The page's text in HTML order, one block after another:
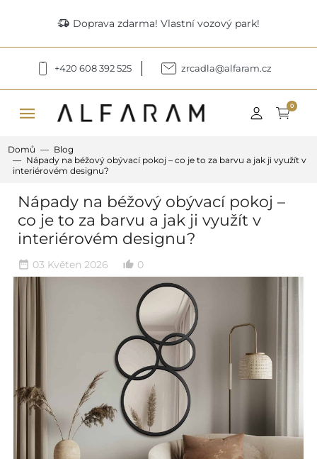
delivery_truck_speed Doprava zdarma! Vlastní vozový park!
+420 608 392 525 zrcadla@alfaram.cz
menu 0
Domů
Blog
Nápady na béžový obývací pokoj – co je to za barvu a jak ji využít v
interiérovém designu?
Nápady na béžový obývací pokoj –
co je to za barvu a jak ji využít v
interiérovém designu?
date_range 03 Květen 2026 thumb_up_alt 0